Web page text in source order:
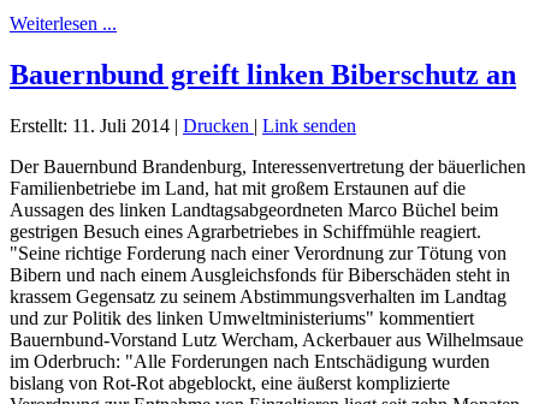
Weiterlesen ...
Bauernbund greift linken Biberschutz an
Erstellt: 11. Juli 2014 | Drucken | Link senden
Der Bauernbund Brandenburg, Interessenvertretung der bäuerlichen
Familienbetriebe im Land, hat mit großem Erstaunen auf die
Aussagen des linken Landtagsabgeordneten Marco Büchel beim
gestrigen Besuch eines Agrarbetriebes in Schiffmühle reagiert.
"Seine richtige Forderung nach einer Verordnung zur Tötung von
Bibern und nach einem Ausgleichsfonds für Biberschäden steht in
krassem Gegensatz zu seinem Abstimmungsverhalten im Landtag
und zur Politik des linken Umweltministeriums" kommentiert
Bauernbund-Vorstand Lutz Wercham, Ackerbauer aus Wilhelmsaue
im Oderbruch: "Alle Forderungen nach Entschädigung wurden
bislang von Rot-Rot abgeblockt, eine äußerst komplizierte